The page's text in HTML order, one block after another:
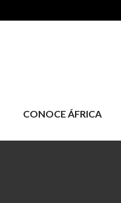
CONOCE ÁFRICA